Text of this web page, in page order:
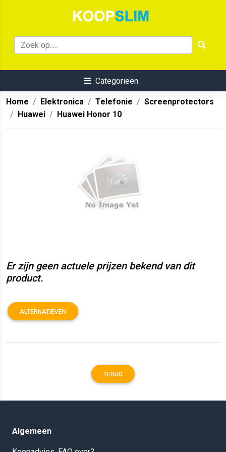
Categorieën
Home Elektronica Telefonie
Screenprotectors
Huawei
Huawei Honor 10
Er zijn geen actuele prijzen bekend van dit
product.
ALTERNATIEVEN
TERUG
Algemeen